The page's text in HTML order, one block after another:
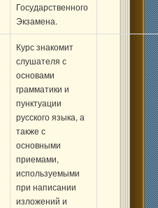
Государственного
Экзамена.
Курс знакомит
слушателя с
основами
грамматики и
пунктуации
русского языка, а
также с
основными
приемами,
используемыми
при написании
изложений и